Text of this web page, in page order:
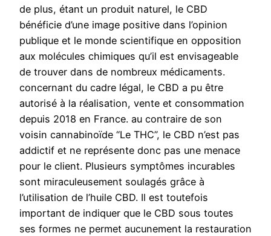
de plus, étant un produit naturel, le CBD
bénéficie d’une image positive dans l’opinion
publique et le monde scientifique en opposition
aux molécules chimiques qu’il est envisageable
de trouver dans de nombreux médicaments.
concernant du cadre légal, le CBD a pu être
autorisé à la réalisation, vente et consommation
depuis 2018 en France. au contraire de son
voisin cannabinoïde “Le THC”, le CBD n’est pas
addictif et ne représente donc pas une menace
pour le client. Plusieurs symptômes incurables
sont miraculeusement soulagés grâce à
l’utilisation de l’huile CBD. Il est toutefois
important de indiquer que le CBD sous toutes
ses formes ne permet aucunement la restauration